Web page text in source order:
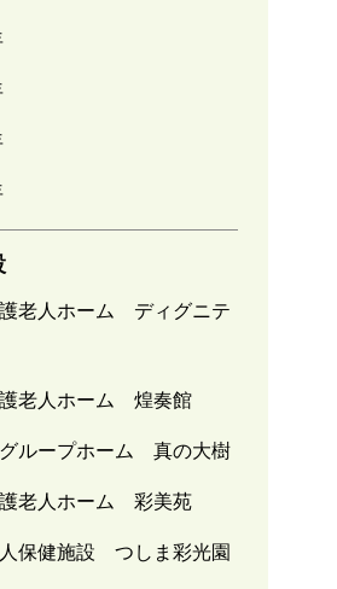
老人ホーム ディグニテ
老人ホーム 煌奏館
ループホーム 真の大樹
老人ホーム 彩美苑
保健施設 つしま彩光園